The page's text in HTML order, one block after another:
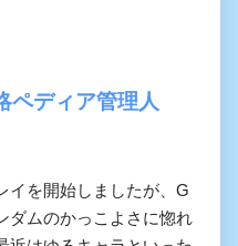
ペディア管理人
イを開始しましたが、G
ダムのかっこよさに惚れ